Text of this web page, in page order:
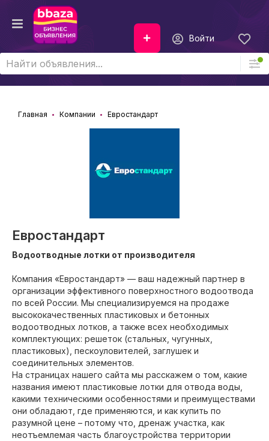
Войти
Главная Компании Евростандарт
Евростандарт
Водоотводные лотки от производителя
Компания «Евростандарт» — ваш надежный партнер в
организации эффективного поверхностного водоотвода
по всей России. Мы специализируемся на продаже
высококачественных пластиковых и бетонных
водоотводных лотков, а также всех необходимых
комплектующих: решеток (стальных, чугунных,
пластиковых), пескоуловителей, заглушек и
соединительных элементов.
На страницах нашего сайта мы расскажем о том, какие
названия имеют пластиковые лотки для отвода воды,
какими техническими особенностями и преимуществами
они обладают, где применяются, и как купить по
разумной цене – потому что, дренаж участка, как
неотъемлемая часть благоустройства территории